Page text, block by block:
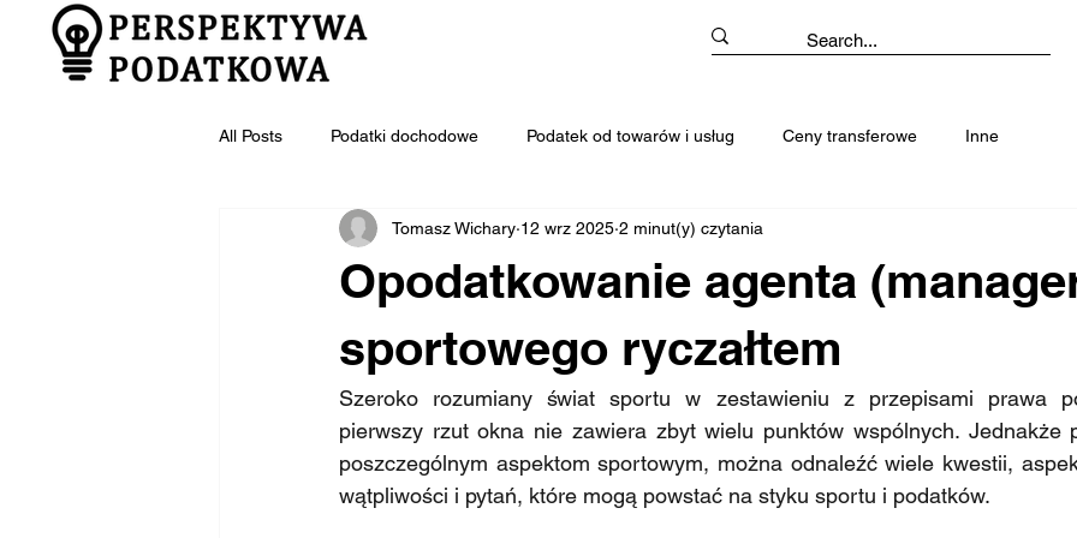
All Posts Podatki dochodowe Podatek od towarów i usług Ceny transferowe Inne
Opodatkowanie agenta
sportowego ryczałtem
Tomasz Wichary 12 wrz 2025 2 minut(y) czytania
Szeroko rozumiany świat sportu w zestawieniu z przepisami prawa
pierwszy rzut okna nie zawiera zbyt wielu punktów wspólnych. Jednakże
poszczególnym aspektom sportowym, można odnaleźć wiele kwestii,
wątpliwości i pytań, które mogą powstać na styku sportu i podatków.